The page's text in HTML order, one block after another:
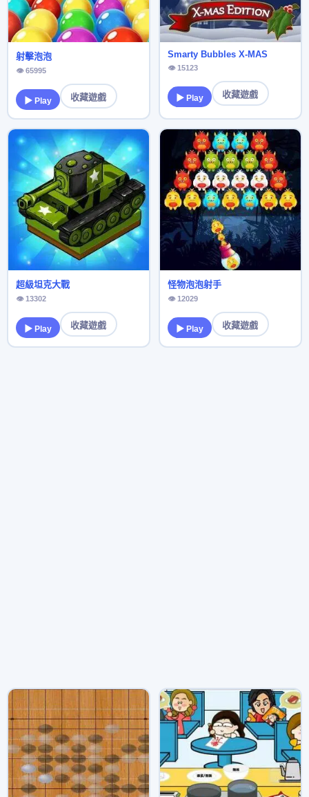
射擊泡泡
👁 65995
▶ Play 收藏遊戲
Smarty Bubbles X-MAS
👁 15123
▶ Play 收藏遊戲
超級坦克大戰
👁 13302
▶ Play 收藏遊戲
怪物泡泡射手
👁 12029
▶ Play 收藏遊戲